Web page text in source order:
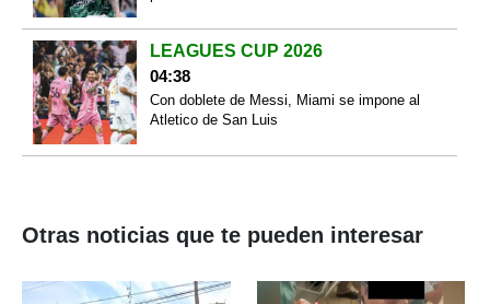
LEAGUES CUP 2026
04:38
Con doblete de Messi, Miami se impone al
Atletico de San Luis
Otras noticias que te pueden interesar